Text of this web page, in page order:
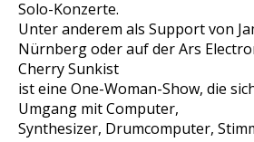
Solo-Konzerte.
Unter anderem als Support von
Nürnberg oder auf der Ars
Cherry Sunkist
ist eine One-Woman-Show, die
Umgang mit Computer,
Synthesizer, Drumcomputer,